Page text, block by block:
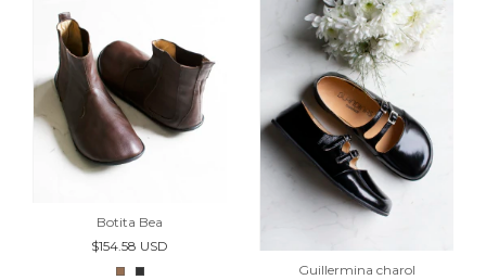
Botita Bea
$154.58 USD
Guillermina charol